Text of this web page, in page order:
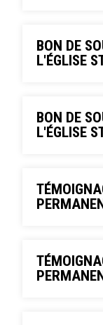
BON DE
L'ÉGLISE
BON DE
L'ÉGLISE